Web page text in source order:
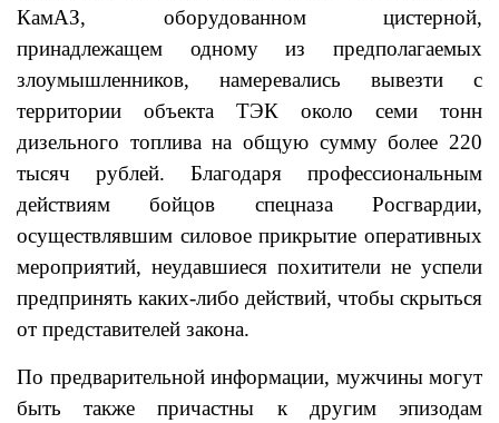
КамАЗ, оборудованном цистерной,
принадлежащем одному из предполагаемых
злоумышленников, намеревались вывезти с
территории объекта ТЭК около семи тонн
дизельного топлива на общую сумму более 220
тысяч рублей. Благодаря профессиональным
действиям бойцов спецназа Росгвардии,
осуществлявшим силовое прикрытие оперативных
мероприятий, неудавшиеся похитители не успели
предпринять каких-либо действий, чтобы скрыться
от представителей закона.
По предварительной информации, мужчины могут
быть также причастны к другим эпизодам